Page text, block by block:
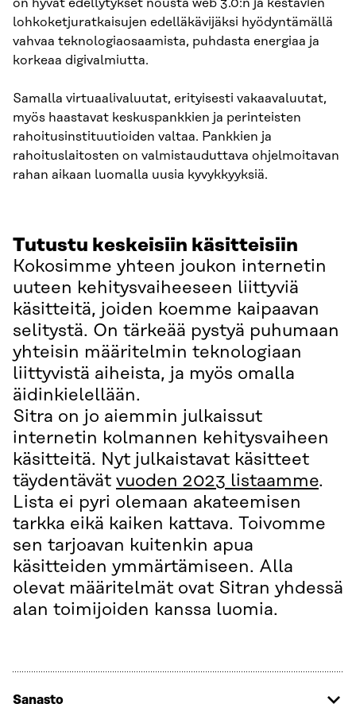
on hyvät edellytykset nousta web 3.0:n ja kestävien
lohkoketjuratkaisujen edelläkävijäksi hyödyntämällä
vahvaa teknologiaosaamista, puhdasta energiaa ja
korkeaa digivalmiutta.
Samalla virtuaalivaluutat, erityisesti vakaavaluutat,
myös haastavat keskuspankkien ja perinteisten
rahoitusinstituutioiden valtaa. Pankkien ja
rahoituslaitosten on valmistauduttava ohjelmoitavan
rahan aikaan luomalla uusia kyvykkyyksiä.
Tutustu keskeisiin käsitteisiin
Kokosimme yhteen joukon internetin
uuteen kehitysvaiheeseen liittyviä
käsitteitä, joiden koemme kaipaavan
selitystä. On tärkeää pystyä puhumaan
yhteisin määritelmin teknologiaan
liittyvistä aiheista, ja myös omalla
äidinkielellään.
Sitra on jo aiemmin julkaissut
internetin kolmannen kehitysvaiheen
käsitteitä. Nyt julkaistavat käsitteet
täydentävät vuoden 2023 listaamme.
Lista ei pyri olemaan akateemisen
tarkka eikä kaiken kattava. Toivomme
sen tarjoavan kuitenkin apua
käsitteiden ymmärtämiseen. Alla
olevat määritelmät ovat Sitran yhdessä
alan toimijoiden kanssa luomia.
Sanasto